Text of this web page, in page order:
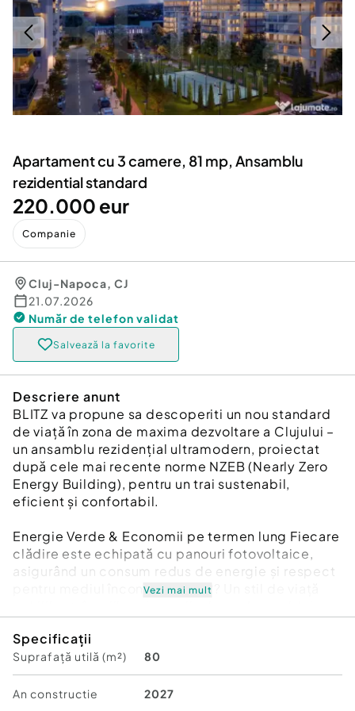
Servicii
Animale de companie
Afaceri și echipamente profesionale
Inchiriere Bunuri si Vehicule
Utilaje agricole si industriale
Piese auto si accesorii
Dacia Duster
Apartament cu 3 camere, 81 mp, Ansamblu
rezidential standard
220.000 eur
Companie
Cluj-Napoca, CJ
21.07.2026
Număr de telefon validat
Salvează la favorite
Descriere anunt
BLITZ va propune sa descoperiti un nou standard
de viață în zona de maxima dezvoltare a Clujului –
un ansamblu rezidențial ultramodern, proiectat
după cele mai recente norme NZEB (Nearly Zero
Energy Building), pentru un trai sustenabil,
eficient și confortabil.
Energie Verde & Economii pe termen lung Fiecare
clădire este echipată cu panouri fotovoltaice,
asigurând un consum redus de energie și respect
pentru mediul înconjurător. ???? Un stil de viață
relaxare, locuri de joacă și spații verzi, gândit
pentru toate vârstele. Aici, liniștea naturii se
îmbină armonios cu dinamismul vieții urbane. ????
Educație și confort la un pas de casă Bucură-te
Vezi mai mult
Specificații
Suprafață utilă (m²) 80
An constructie 2027